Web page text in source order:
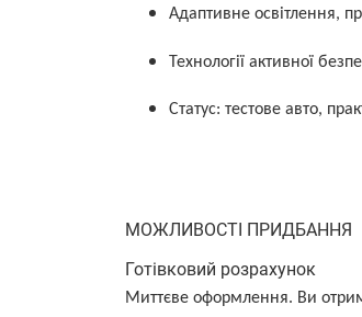
Адаптивне освітлення,
Технології активної
Статус: тестове авто,
МОЖЛИВОСТІ ПРИДБАННЯ
Готівковий розрахунок
Миттєве оформлення. Ви